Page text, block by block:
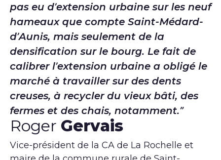
pas eu d’extension urbaine sur les neuf
hameaux que compte Saint-Médard-
d’Aunis, mais seulement de la
densification sur le bourg. Le fait de
calibrer l’extension urbaine a obligé le
marché à travailler sur des dents
creuses, à recycler du vieux bâti, des
fermes et des chais, notamment.
Roger Gervais
Vice-président de la CA de La Rochelle et